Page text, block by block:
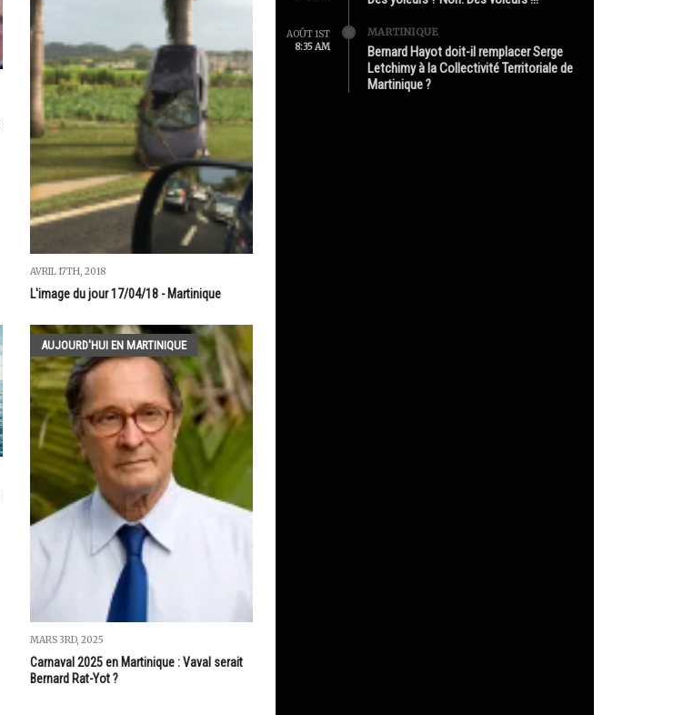
AVRIL 17TH, 2018
L'image du jour 17/04/18 - Martinique
AUJOURD'HUI EN MARTINIQUE
MARS 3RD, 2025
Carnaval 2025 en Martinique : Vaval serait
Bernard Rat-Yot ?
AOÛT 1ST
8:35 AM
MARTINIQUE
Bernard Hayot doit-il remplacer Serge
Letchimy à la Collectivité Territoriale de
Martinique ?